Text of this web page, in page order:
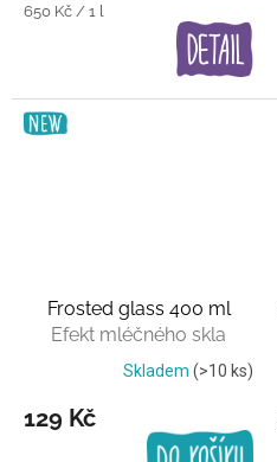
Měrná
650 Kč / 1 l
Frosted glass 400 ml
Efekt mléčného skla
Skladem (>10 ks)
129 Kč